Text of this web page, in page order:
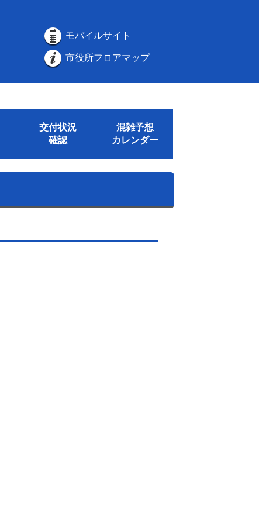
モバイルサイト
市役所フロアマップ
交付状況
確認
混雑予想
カレンダー